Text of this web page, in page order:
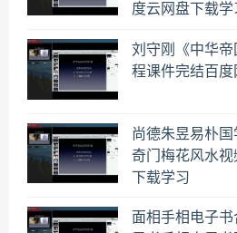
度云网盘下载学
刘守刚《中华
程课件完结百
尚德朱昱易朴
奇门梅花风水
下载学习
面相手相电子